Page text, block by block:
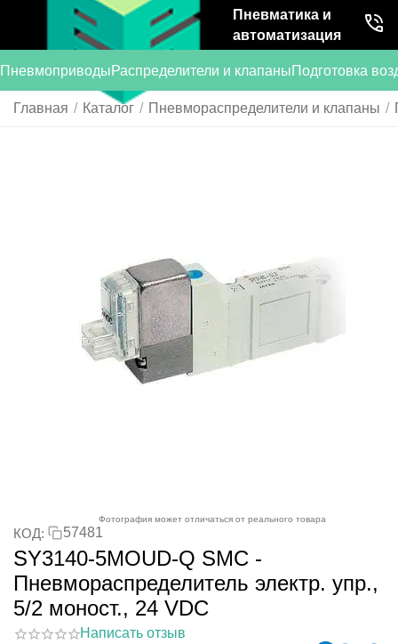
Пневматика и
автоматизация
ПневмоприводыРаспределители и клапаныПодготовка
Главная / Каталог / Пневмораспределители и клапаны /
Фотография может отличаться от реального товара
КОД: 57481
SY3140-5MOUD-Q SMC -
Пневмораспределитель электр. упр.,
5/2 моност., 24 VDC
Написать отзыв